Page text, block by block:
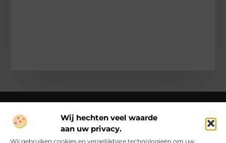
Wij hechten veel waarde
aan uw privacy.
Wij gebruiken cookies en vergelijkbare technologieën om uw
Over Ck Producties
Ckproducties.nl – Verhalen die het dagelijks leven kleur